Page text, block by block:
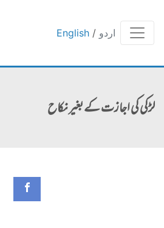
English / اردو
لڑکی کی اجازت کے بغیر نکاح